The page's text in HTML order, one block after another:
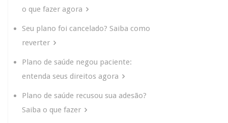
o que fazer agora
Seu plano foi cancelado? Saiba como
reverter
Plano de saúde negou paciente:
entenda seus direitos agora
Plano de saúde recusou sua adesão?
Saiba o que fazer